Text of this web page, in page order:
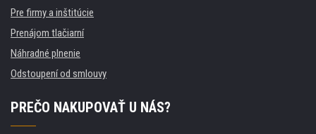
Pre firmy a inštitúcie
Prenájom tlačiarní
Náhradné plnenie
Odstoupení od smlouvy
PREČO NAKUPOVAŤ U NÁS?